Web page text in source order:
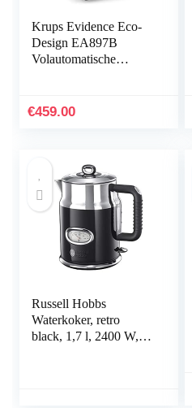
Krups Evidence Eco-
Design EA897B
Volautomatische
ontworpen, 62%
koffierecepten
€459.00
Russell Hobbs
Waterkoker, retro
black, 1,7 l, 2400 W,